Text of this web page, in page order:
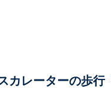
カレーターの歩行